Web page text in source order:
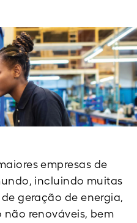
empresas de
incluindo muitas
geração de energia,
renováveis, bem